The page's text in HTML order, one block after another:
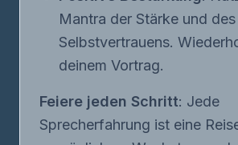
Mantra der Stärke und des
Selbstvertrauens.
deinem Vortrag.
Feiere jeden Schritt: Jede
Sprecherfahrung ist eine